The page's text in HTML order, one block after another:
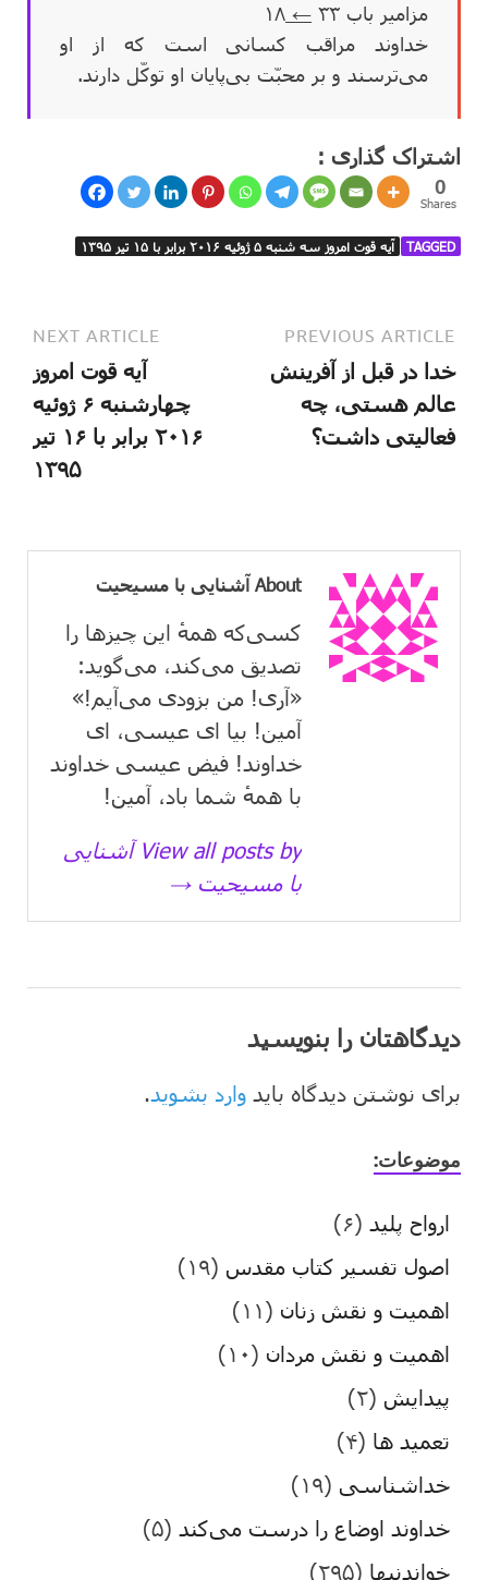
مزامیر باب ۳۳ ← ۱۸
خداوند مراقب کسانی است که از او
می‌ترسند و بر محبّت بی‌پایان او توکّل دارند.
اشتراک گذاری :
0
Shares
TAGGED آیه قوت امروز سه شنبه ۵ ژوئیه ۲۰۱۶ برابر با ۱۵ تیر ۱۳۹۵
PREVIOUS ARTICLE
خدا در قبل از آفرینش
عالم هستی، چه
فعالیتی داشت؟
NEXT ARTICLE
آیه قوت امروز
چهارشنبه ۶ ژوئیه
۲۰۱۶ برابر با ۱۶ تیر
۱۳۹۵
About آشنایی با مسیحیت
کسی‌که همهٔ این چیزها را
تصدیق می‌كند، می‌گوید:
«آری! من بزودی می‌آیم!»
آمین! بیا ای عیسی، ای
خداوند! فیض عیسی خداوند
با همهٔ شما باد، آمین!
View all posts by آشنایی
با مسیحیت →
دیدگاهتان را بنویسید
برای نوشتن دیدگاه باید وارد بشوید.
موضوعات:
ارواح پلید (۶)
اصول تفسیر کتاب مقدس (۱۹)
اهمیت و نقش زنان (۱۱)
اهمیت و نقش مردان (۱۰)
پیدایش (۲)
تعمید ها (۴)
خداشناسی (۱۹)
خداوند اوضاع را درست می‌کند (۵)
خواندنیها (۲۹۵)